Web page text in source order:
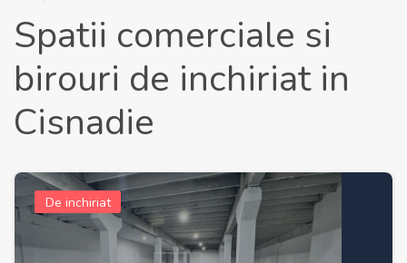
Spatii comerciale si
birouri de inchiriat in
Cisnadie
De inchiriat